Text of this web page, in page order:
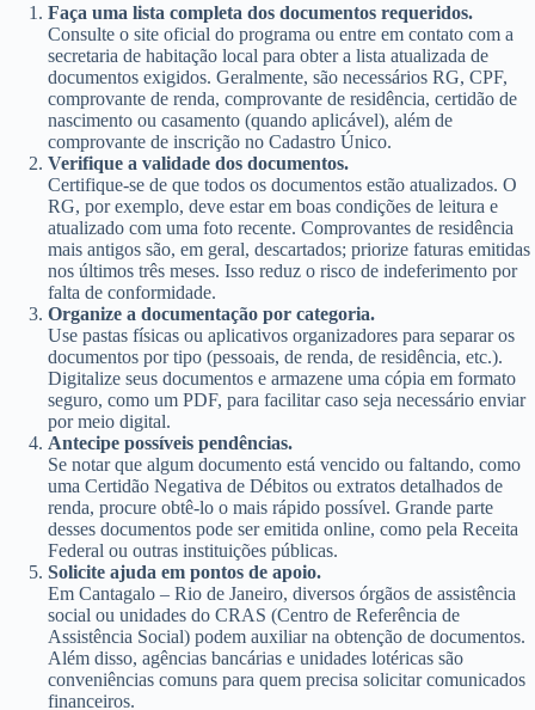
Faça uma lista completa dos documentos requeridos.
Consulte o site oficial do programa ou entre em contato com a
secretaria de habitação local para obter a lista atualizada de
documentos exigidos. Geralmente, são necessários RG, CPF,
comprovante de renda, comprovante de residência, certidão de
nascimento ou casamento (quando aplicável), além de
comprovante de inscrição no Cadastro Único.
Verifique a validade dos documentos.
Certifique-se de que todos os documentos estão atualizados. O
RG, por exemplo, deve estar em boas condições de leitura e
atualizado com uma foto recente. Comprovantes de residência
mais antigos são, em geral, descartados; priorize faturas emitidas
nos últimos três meses. Isso reduz o risco de indeferimento por
falta de conformidade.
Organize a documentação por categoria.
Use pastas físicas ou aplicativos organizadores para separar os
documentos por tipo (pessoais, de renda, de residência, etc.).
Digitalize seus documentos e armazene uma cópia em formato
seguro, como um PDF, para facilitar caso seja necessário enviar
por meio digital.
Antecipe possíveis pendências.
Se notar que algum documento está vencido ou faltando, como
uma Certidão Negativa de Débitos ou extratos detalhados de
renda, procure obtê-lo o mais rápido possível. Grande parte
desses documentos pode ser emitida online, como pela Receita
Federal ou outras instituições públicas.
Solicite ajuda em pontos de apoio.
Em Cantagalo – Rio de Janeiro, diversos órgãos de assistência
social ou unidades do CRAS (Centro de Referência de
Assistência Social) podem auxiliar na obtenção de documentos.
Além disso, agências bancárias e unidades lotéricas são
conveniências comuns para quem precisa solicitar comunicados
financeiros.